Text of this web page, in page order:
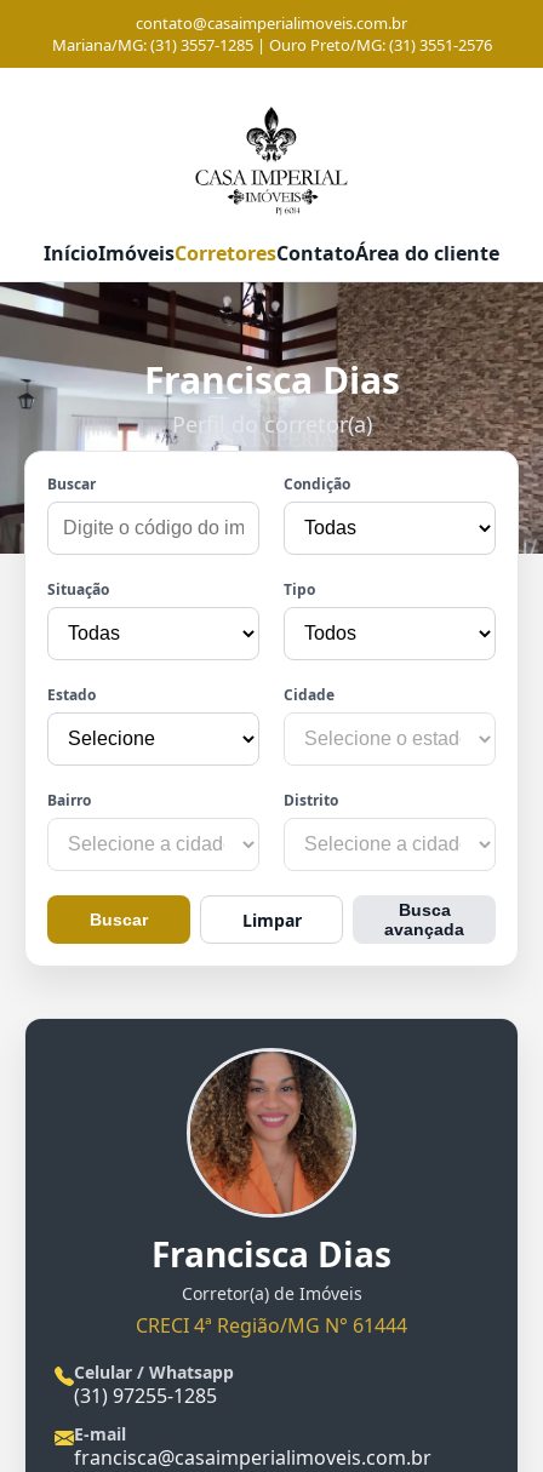
contato@casaimperialimoveis.com.br
Mariana/MG: (31) 3557-1285 | Ouro Preto/MG: (31) 3551-2576
InícioImóveisCorretoresContatoÁrea do cliente
Francisca Dias
Perfil do corretor(a)
Buscar Condição
Situação Tipo
Estado Cidade
Bairro Distrito
Buscar Limpar
Busca
avançada
Francisca Dias
Corretor(a) de Imóveis
CRECI 4ª Região/MG N° 61444
Celular / Whatsapp
(31) 97255-1285
E-mail
francisca@casaimperialimoveis.com.br